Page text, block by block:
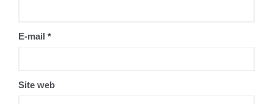
E-mail *
Site web